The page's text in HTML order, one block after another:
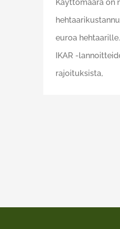
Käyttömäärä on
euroa
IKAR -
rajoituksista,